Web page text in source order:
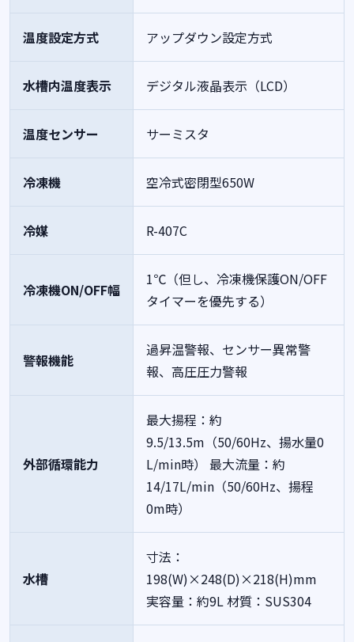
温度設定方式 アップダウン設定方式
水槽内温度表示 デジタル液晶表示（LCD）
温度センサー サーミスタ
冷凍機 空冷式密閉型650W
冷媒 R-407C
冷凍機ON/OFF幅
1℃（但し、冷凍機保護ON/OFF
タイマーを優先する）
警報機能
過昇温警報、センサー異常警
報、高圧圧力警報
外部循環能力
最大揚程：約
9.5/13.5m（50/60Hz、揚水量0
L/min時）
最大流量：約
14/17L/min（50/60Hz、揚程
0m時）
水槽
寸法：
198(W)×248(D)×218(H)mm
実容量：約9L材質：SUS304